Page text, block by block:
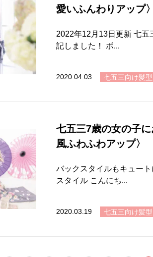
愛いふんわりアップ〉
2022年12月13日更新 七五
記しました！ ボ...
2020.04.03 七五三向け髪型
七五三7歳の女の子
風ふわふわアップ〉
バックスタイルもキュー
スタイル こんにち...
2020.03.19 七五三向け髪型